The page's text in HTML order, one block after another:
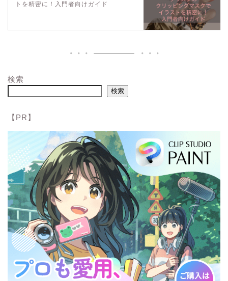
トを精密に！入門者向けガイド
検索
検索
【PR】